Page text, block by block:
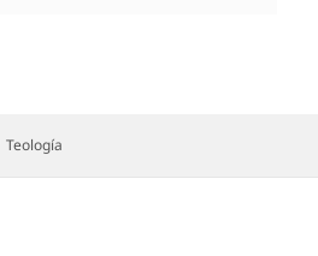
Etiquetas
Teología